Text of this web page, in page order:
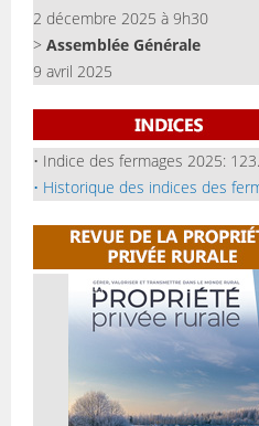
2 décembre 2025 à 9h30
>Assemblée Générale
9 avril 2025
• Indice des fermages 2025:
• Historique des indices des